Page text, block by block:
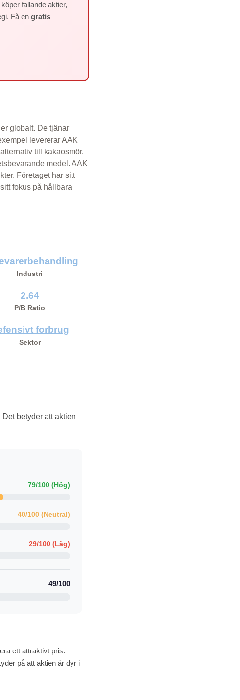
fallande aktier,
Få en gratis
globalt. De tjänar
levererar AAK
till kakaosmör.
medel. AAK
Företaget har sitt
fokus på hållbara
Industri
2.64
P/B Ratio
forbrug
Sektor
Det betyder att aktien
79/100 (Hög)
40/100 (Neutral)
29/100 (Låg)
49/100
ett attraktivt pris.
på att aktien är dyr i